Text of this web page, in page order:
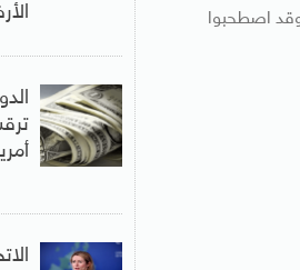
منها، وقد اصطحبوا